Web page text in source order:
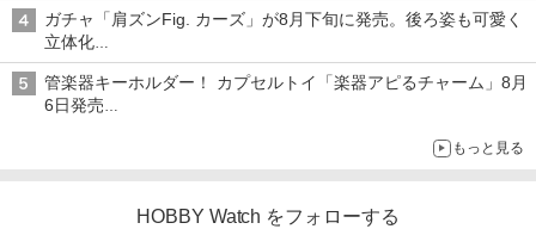
追求
ガチャ「肩ズンFig. カーズ」が8月下旬に発売。後ろ姿も可愛く
立体化
ライトニング・マックィーンやメーターなど4種がラインナップ
管楽器キーホルダー！ カプセルトイ「楽器アピるチャーム」8月
6日発売
もっと見る
HOBBY Watch をフォローする